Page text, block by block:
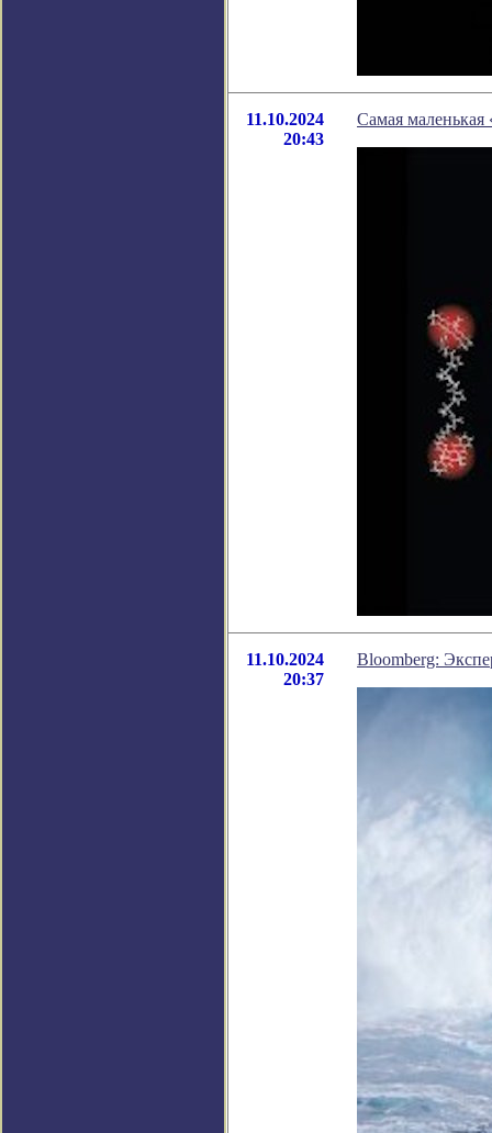
11.10.2024
20:43
Самая маленькая
11.10.2024
20:37
Bloomberg: